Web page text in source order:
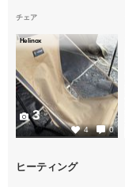
チェア
Helinox
4 0
3
ヒーティング